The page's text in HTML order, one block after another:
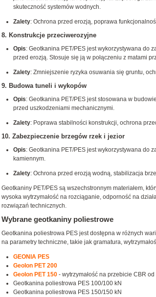
skuteczność systemów wodnych.
Zalety: Ochrona przed erozją, poprawa
8. Konstrukcje przeciwerozyjne
Opis: Geotkanina PET/PES jest wykorzystywana do
przed erozją. Stosuje się ją w połączeniu z matami
Zalety: Zmniejszenie ryzyka osuwania się gruntu,
9. Budowa tuneli i wykopów
Opis: Geotkanina PET/PES jest stosowana w
przed uszkodzeniami mechanicznymi.
Zalety: Poprawa stabilności konstrukcji, ochrona
10. Zabezpieczenie brzegów rzek i jezior
Opis: Geotkanina PET/PES jest wykorzystywana do
kamiennym.
Zalety: Ochrona przed erozją wodną, stabilizacja
Geotkaniny PET/PES są wszechstronnym materiałem,
wysoka wytrzymałość na rozciąganie, odporność na
rozwiązań technicznych.
Wybrane geotkaniny poliestrowe
Geotkanina poliestrowa PES jest dostępna w różnych
na parametry techniczne, takie jak gramatura,
GEONIA PES
Geolon PET 200
Geolon PET 150 - wytrzymałość na przebicie CBR od
Geotkanina poliestrowa PES 100/100 kN
Geotkanina poliestrowa PES 150/150 kN